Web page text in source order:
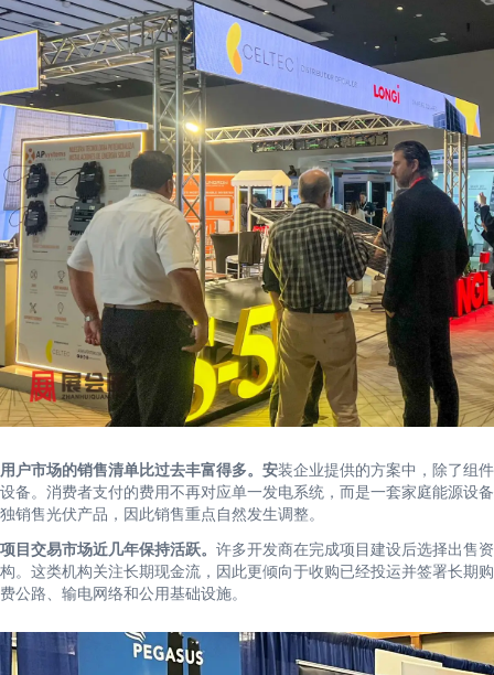
用户市场的销售清单比过去丰富得多。安装企业提供的方案中，除了组
设备。消费者支付的费用不再对应单一发电系统，而是一套家庭能源设
独销售光伏产品，因此销售重点自然发生调整。
项目交易市场近几年保持活跃。 许多开发商在完成项目建设后选择出售
构。这类机构关注长期现金流，因此更倾向于收购已经投运并签署长期
费公路、输电网络和公用基础设施。